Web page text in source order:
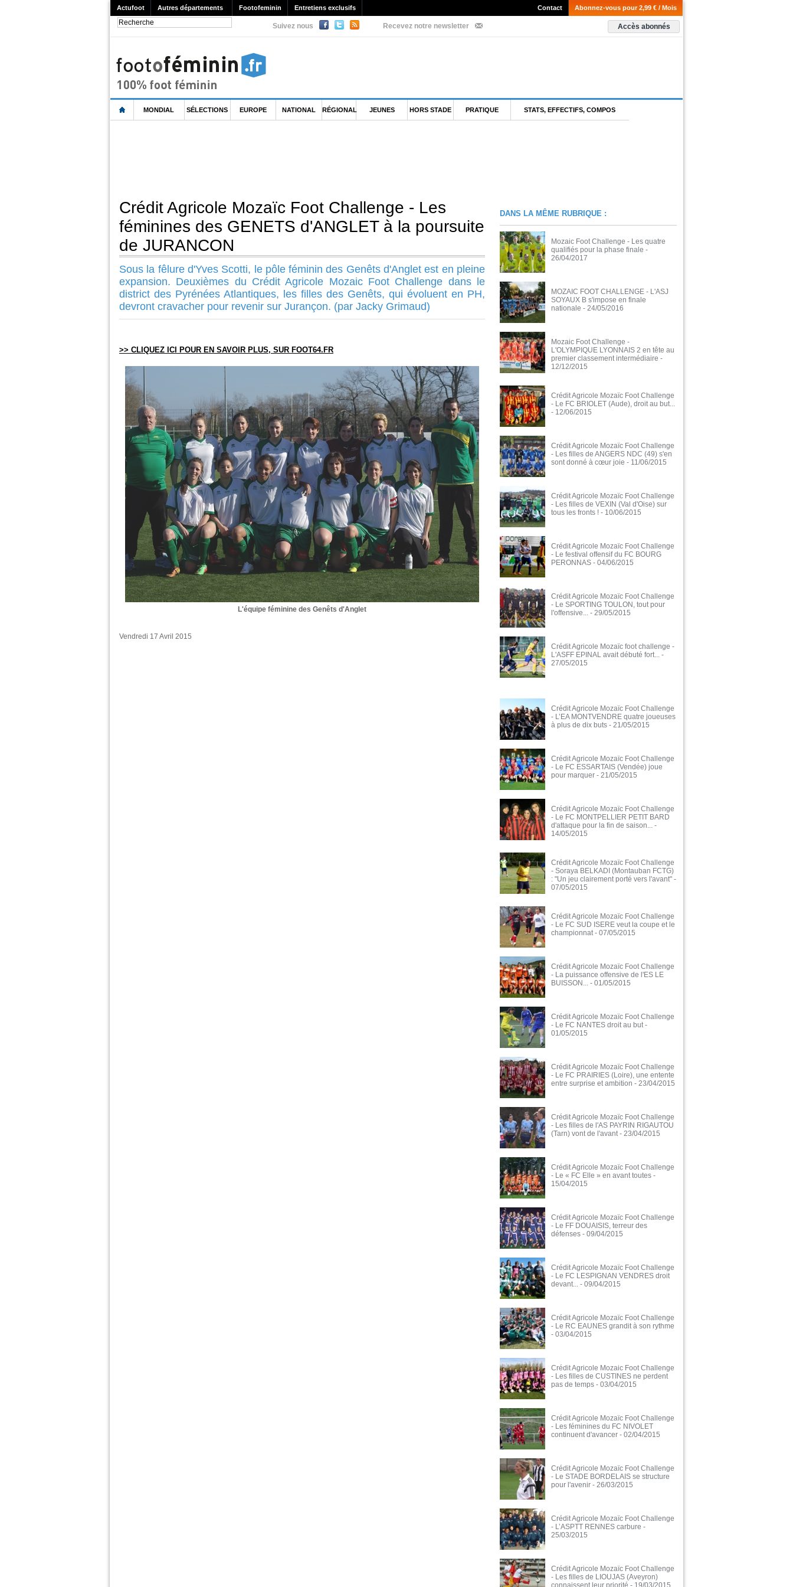
Actufoot Autres départements Footofeminin Entretiens exclusifs Abonnez-vous pour 2,99 € / Mois
Contact
Suivez nous Recevez notre newsletter Accès abonnés
MONDIAL SÉLECTIONS EUROPE NATIONAL RÉGIONAL JEUNES HORS STADE PRATIQUE STATS, EFFECTIFS, COMPOS
Crédit Agricole Mozaïc Foot Challenge - Les
féminines des GENETS d'ANGLET à la poursuite
de JURANCON
Sous la fêlure d'Yves Scotti, le pôle féminin des Genêts d'Anglet est en pleine
expansion. Deuxièmes du Crédit Agricole Mozaic Foot Challenge dans le
district des Pyrénées Atlantiques, les filles des Genêts, qui évoluent en PH,
devront cravacher pour revenir sur Jurançon. (par Jacky Grimaud)
>> CLIQUEZ ICI POUR EN SAVOIR PLUS, SUR FOOT64.FR
L'équipe féminine des Genêts d'Anglet
Vendredi 17 Avril 2015
DANS LA MÊME RUBRIQUE :
Mozaic Foot Challenge - Les quatre
qualifiés pour la phase finale -
26/04/2017
MOZAIC FOOT CHALLENGE - L'ASJ
SOYAUX B s'impose en finale
nationale - 24/05/2016
Mozaic Foot Challenge -
L'OLYMPIQUE LYONNAIS 2 en tête au
premier classement intermédiaire -
12/12/2015
Crédit Agricole Mozaïc Foot Challenge
- Le FC BRIOLET (Aude), droit au but...
- 12/06/2015
Crédit Agricole Mozaïc Foot Challenge
- Les filles de ANGERS NDC (49) s'en
sont donné à cœur joie - 11/06/2015
Crédit Agricole Mozaïc Foot Challenge
- Les filles de VEXIN (Val d'Oise) sur
tous les fronts ! - 10/06/2015
Crédit Agricole Mozaïc Foot Challenge
- Le festival offensif du FC BOURG
PERONNAS - 04/06/2015
Crédit Agricole Mozaïc Foot Challenge
- Le SPORTING TOULON, tout pour
l'offensive... - 29/05/2015
Crédit Agricole Mozaïc foot challenge -
L'ASFF EPINAL avait débuté fort... -
27/05/2015
Crédit Agricole Mozaïc Foot Challenge
- L’EA MONTVENDRE quatre joueuses
à plus de dix buts - 21/05/2015
Crédit Agricole Mozaïc Foot Challenge
- Le FC ESSARTAIS (Vendée) joue
pour marquer - 21/05/2015
Crédit Agricole Mozaïc Foot Challenge
- Le FC MONTPELLIER PETIT BARD
d'attaque pour la fin de saison... -
14/05/2015
Crédit Agricole Mozaïc Foot Challenge
- Soraya BELKADI (Montauban FCTG)
: "Un jeu clairement porté vers l'avant" -
07/05/2015
Crédit Agricole Mozaïc Foot Challenge
- Le FC SUD ISERE veut la coupe et le
championnat - 07/05/2015
Crédit Agricole Mozaïc Foot Challenge
- La puissance offensive de l'ES LE
BUISSON... - 01/05/2015
Crédit Agricole Mozaïc Foot Challenge
- Le FC NANTES droit au but -
01/05/2015
Crédit Agricole Mozaïc Foot Challenge
- Le FC PRAIRIES (Loire), une entente
entre surprise et ambition - 23/04/2015
Crédit Agricole Mozaïc Foot Challenge
- Les filles de l'AS PAYRIN RIGAUTOU
(Tarn) vont de l'avant - 23/04/2015
Crédit Agricole Mozaïc Foot Challenge
- Le « FC Elle » en avant toutes -
15/04/2015
Crédit Agricole Mozaïc Foot Challenge
- Le FF DOUAISIS, terreur des
défenses - 09/04/2015
Crédit Agricole Mozaïc Foot Challenge
- Le FC LESPIGNAN VENDRES droit
devant... - 09/04/2015
Crédit Agricole Mozaïc Foot Challenge
- Le RC EAUNES grandit à son rythme
- 03/04/2015
Crédit Agricole Mozaic Foot Challenge
- Les filles de CUSTINES ne perdent
pas de temps - 03/04/2015
Crédit Agricole Mozaïc Foot Challenge
- Les féminines du FC NIVOLET
continuent d'avancer - 02/04/2015
Crédit Agricole Mozaïc Foot Challenge
- Le STADE BORDELAIS se structure
pour l'avenir - 26/03/2015
Crédit Agricole Mozaïc Foot Challenge
- L’ASPTT RENNES carbure -
25/03/2015
Crédit Agricole Mozaïc Foot Challenge
- Les filles de LIOUJAS (Aveyron)
connaissent leur priorité - 19/03/2015